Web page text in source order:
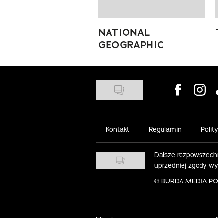
NATIONAL
GEOGRAPHIC
Visit us on
Visit
Kontakt Regulamin
Dalsze
uprzedniej zgody
© BURDA MEDIA